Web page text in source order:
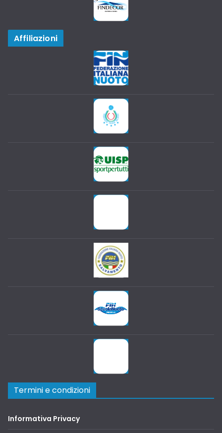
Affiliazioni
Termini e condizioni
Informativa Privacy